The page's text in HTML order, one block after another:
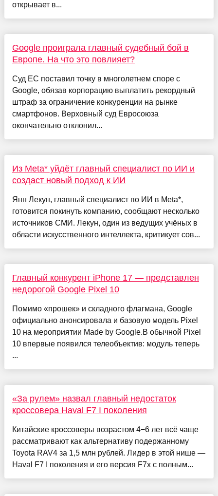
открывает в...
Google проиграла главный судебный бой в
Европе. На что это повлияет?
Cуд ЕC поставил точку в многолетнем споре с
Google, обязав корпорацию выплатить рекордный
штраф за ограничение конкуренции на рынке
смартфонов. Верховный суд Евросоюза
окончательно отклонил...
Из Meta* уйдёт главный специалист по ИИ и
создаст новый подход к ИИ
Янн Лекун, главный специалист по ИИ в Meta*,
готовится покинуть компанию, сообщают несколько
источников СМИ. Лекун, один из ведущих учёных в
области искусственного интеллекта, критикует сов...
Главный конкурент iPhone 17 — представлен
недорогой Google Pixel 10
Помимо «прошек» и складного флагмана, Google
официально анонсировала и базовую модель Pixel
10 на мероприятии Made by Google.В обычной Pixel
10 впервые появился телеобъектив: модуль теперь
...
«За рулем» назвал главный недостаток
кроссовера Haval F7 I поколения
Китайские кроссоверы возрастом 4−6 лет всё чаще
рассматривают как альтернативу подержанному
Toyota RAV4 за 1,5 млн рублей. Лидер в этой нише —
Haval F7 I поколения и его версия F7x с полным...